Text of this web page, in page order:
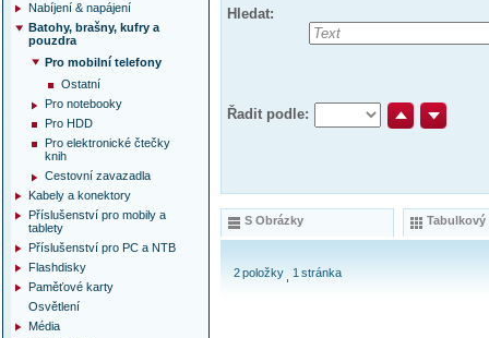
Hledat:
Řadit podle:
S Obrázky Tabulkový
2položky 1 stránka
Nabíjení & napájení
Batohy, brašny, kufry a
pouzdra
Pro mobilní telefony
Ostatní
Pro notebooky
Pro HDD
Pro elektronické čtečky
knih
Cestovní zavazadla
Kabely a konektory
Příslušenství pro mobily a
tablety
Příslušenství pro PC a NTB
Flashdisky
Paměťové karty
Osvětlení
Média